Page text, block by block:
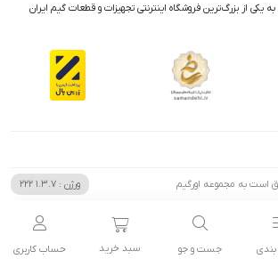
یکی از بزرگ‌ترین فروشگاه اینترنتی تجهیزات و قطعات گیم ایران
است به مجموعه اورگیم ورژن : 1.3.7
جست و جو سبد خرید حساب کاربری